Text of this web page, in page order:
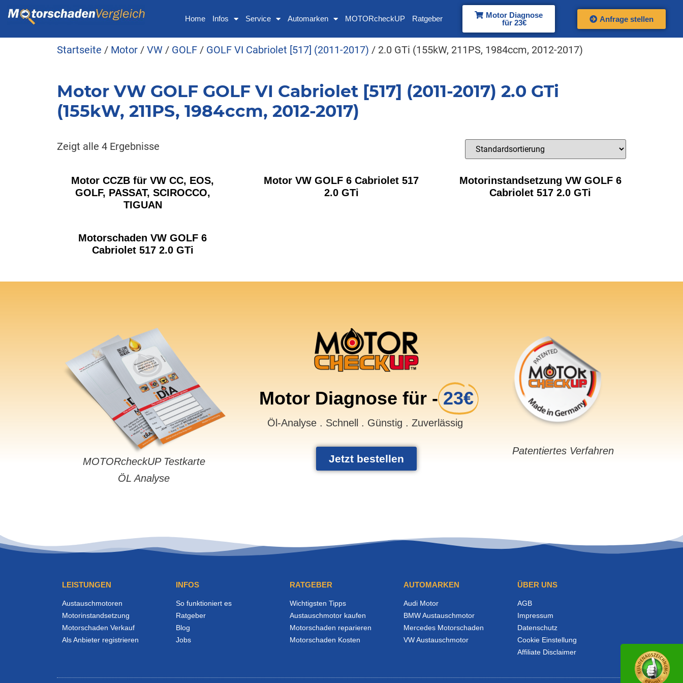
Home Infos Service Automarken MOTORcheckUP Ratgeber
Motor Diagnose
für 23€
Anfrage stellen
Startseite / Motor / VW / GOLF / GOLF VI Cabriolet [517] (2011-2017) / 2.0 GTi (155kW, 211PS, 1984ccm, 2012-2017)
Motor VW GOLF GOLF VI Cabriolet [517] (2011-2017) 2.0 GTi
(155kW, 211PS, 1984ccm, 2012-2017)
Zeigt alle 4 Ergebnisse
Motor CCZB für VW CC, EOS,
GOLF, PASSAT, SCIROCCO,
TIGUAN
Motor VW GOLF 6 Cabriolet 517
2.0 GTi
Motorinstandsetzung VW GOLF 6
Cabriolet 517 2.0 GTi
Motorschaden VW GOLF 6
Cabriolet 517 2.0 GTi
MOTORcheckUP Testkarte
ÖL Analyse
Motor Diagnose für - 23€
Öl-Analyse . Schnell . Günstig . Zuverlässig
Jetzt bestellen
Patentiertes Verfahren
LEISTUNGEN
Austauschmotoren
Motorinstandsetzung
Motorschaden Verkauf
Als Anbieter registrieren
INFOS
So funktioniert es
Ratgeber
Blog
Jobs
RATGEBER
Wichtigsten Tipps
Austauschmotor kaufen
Motorschaden reparieren
Motorschaden Kosten
AUTOMARKEN
Audi Motor
BMW Austauschmotor
Mercedes Motorschaden
VW Austauschmotor
ÜBER UNS
AGB
Impressum
Datenschutz
Cookie Einstellung
Affiliate Disclaimer